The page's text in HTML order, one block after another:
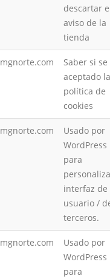
descartar
aviso de la
tienda
mgnorte.com
Saber si
aceptado la
política de
cookies
mgnorte.com
Usado por
WordPress
para
interfaz de
usuario /
terceros.
mgnorte.com
Usado por
WordPress
para